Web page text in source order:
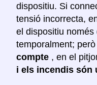
dispositiu. Si
tensió incorrecta,
el dispositiu
temporalment; però
compte , en el
i els incendis són